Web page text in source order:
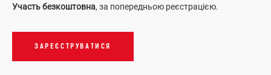
Участь безкоштовна, за попередньою реєстрацією.
ЗАРЕЄСТРУВАТИСЯ